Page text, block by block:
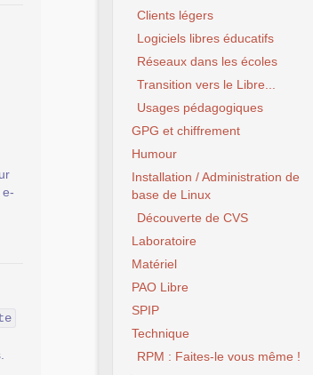
e-
Clients légers
Logiciels libres éducatifs
Réseaux dans les écoles
Transition vers le Libre...
Usages pédagogiques
GPG et chiffrement
Humour
Installation / Administration de
base de Linux
Découverte de CVS
Laboratoire
Matériel
PAO Libre
SPIP
Technique
RPM : Faites-le vous même !